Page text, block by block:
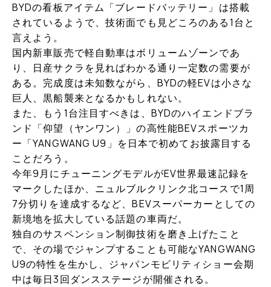
BYDの看板アイテム「ブレードバッテリー」は搭載
されているようで、技術面でも見どころのある1台と
言えよう。
国内新車販売で軽自動車はボリュームゾーンであ
り、日産サクラを見ればわかる通り一定数の需要が
ある。完成度は未知数ながら、BYDの軽EVは小さな
巨人、黒船襲来となるかもしれない。
また、もう1台注目すべきは、BYDのハイエンドブラ
ンド「仰望（ヤンワン）」の高性能BEVスポーツカ
ー「YANGWANG U9」を日本で初めてお披露目する
ことだろう。
今年9月にチューニングモデルがEV世界最速記録を
マークしたほか、ニュルブルクリンク北コースで1周
7分切りを達成するなど、BEVスーパーカーとしての
新境地を拡大している話題の車両だ。
独自のサスペンション制御技術を磨き上げたこと
で、その場でジャンプすることも可能なYANGWANG
U9の特性を生かし、ジャパンモビリティショー会期
中は毎日3回ダンスステージが開催される。